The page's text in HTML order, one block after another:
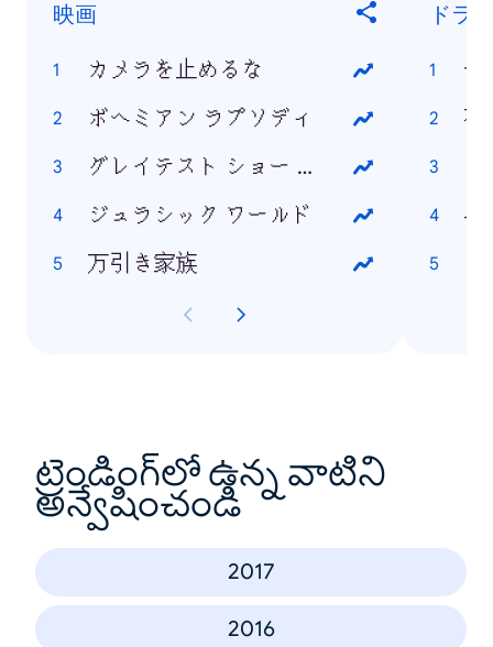
映画
カメラを止めるな
ボヘミアン ラプソディ
グレイテスト ショー マン
ジュラシック ワールド
万引き家族
ドラ
今
花
半
ట్రెండింగ్‌లో ఉన్న వాటిని
అన్వేషించండి
2017
2016